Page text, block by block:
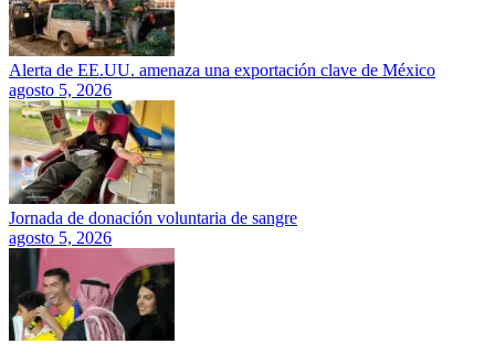
Alerta de EE.UU. amenaza una exportación clave de México
agosto 5, 2026
Jornada de donación voluntaria de sangre
agosto 5, 2026